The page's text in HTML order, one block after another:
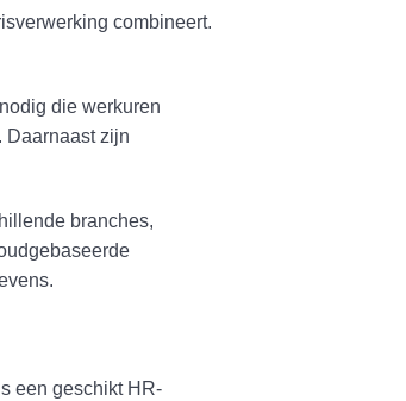
combineert.
die werkuren
Daarnaast zijn
branches,
een geschikt HR-